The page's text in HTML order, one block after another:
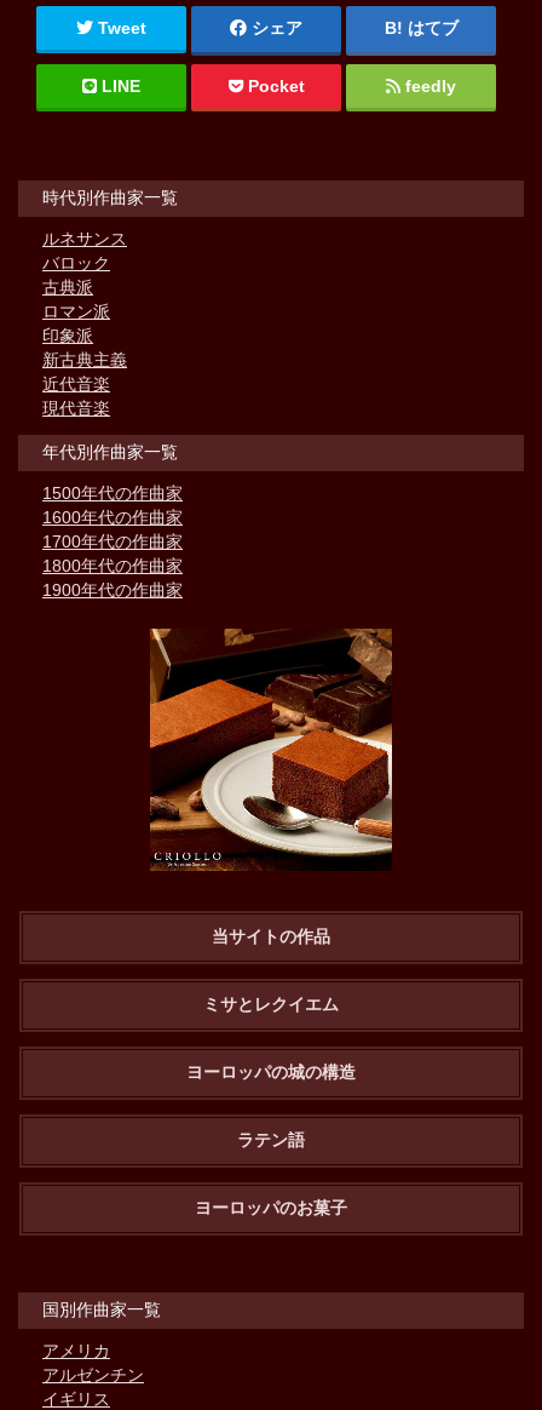
Tweet シェア はてブ
LINE Pocket feedly
時代別作曲家一覧
ルネサンス
バロック
古典派
ロマン派
印象派
新古典主義
近代音楽
現代音楽
年代別作曲家一覧
1500年代の作曲家
1600年代の作曲家
1700年代の作曲家
1800年代の作曲家
1900年代の作曲家
当サイトの作品
ミサとレクイエム
ヨーロッパの城の構造
ラテン語
ヨーロッパのお菓子
国別作曲家一覧
アメリカ
アルゼンチン
イギリス